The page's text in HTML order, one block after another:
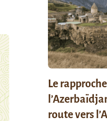
Le
route vers